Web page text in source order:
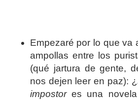
Empezaré por lo que va
ampollas entre los
(qué jartura de gente,
nos dejen leer en paz): ¿
impostor es una